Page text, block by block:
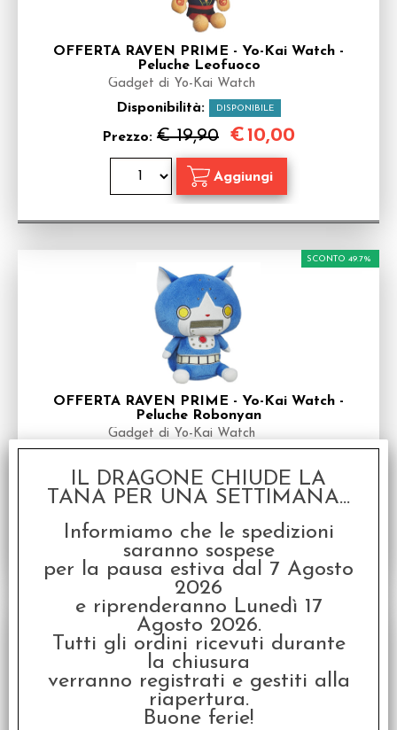
OFFERTA RAVEN PRIME - Yo-Kai Watch -
Peluche Leofuoco
Gadget di Yo-Kai Watch
Disponibilità: DISPONIBILE
Prezzo: € 19,90 €10,00
OFFERTA RAVEN PRIME - Yo-Kai Watch -
Peluche Robonyan
Gadget di Yo-Kai Watch
Prezzo:€ 19,90
SCONTO 49.7%
€10,00
SCONTO 60%
IL DRAGONE CHIUDE LA
TANA PER UNA SETTIMANA...
Informiamo che le spedizioni
saranno sospese
per la pausa estiva dal 7 Agosto
2026
e riprenderanno Lunedì 17
Agosto 2026.
Tutti gli ordini ricevuti durante
la chiusura
verranno registrati e gestiti alla
riapertura.
Buone ferie!